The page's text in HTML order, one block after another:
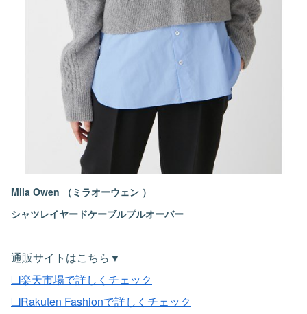
Mila Owen （ミラオーウェン ）
シャツレイヤードケーブルプルオーバー
通販サイトはこちら▼
❏楽天市場で詳しくチェック
❏Rakuten Fashionで詳しくチェック